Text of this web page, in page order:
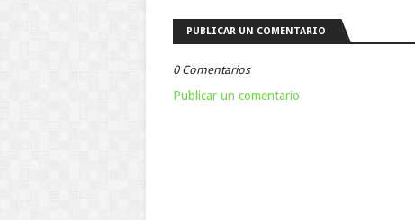
PUBLICAR UN COMENTARIO
0 Comentarios
Publicar un comentario